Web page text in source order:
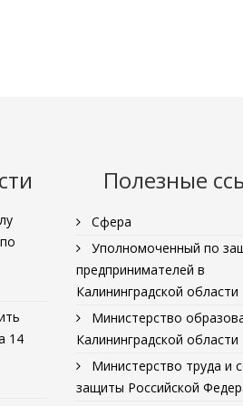
14
Полезные
Сфера
Уполномоченный по
предпринимателей в
Калининградской области
Министерство
Калининградской области
Министерство труда и
защиты Российской